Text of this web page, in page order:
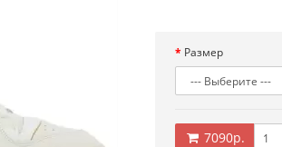
Размер
7090р.